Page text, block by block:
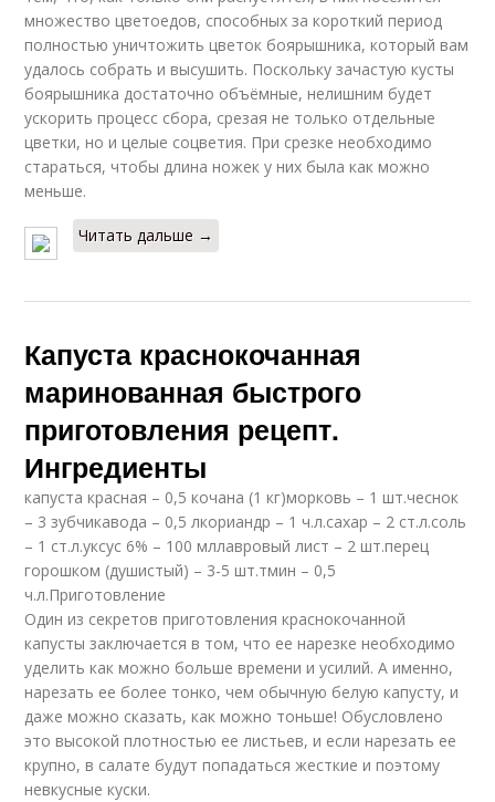
множество цветоедов, способных за короткий период
полностью уничтожить цветок боярышника, который вам
удалось собрать и высушить. Поскольку зачастую кусты
боярышника достаточно объёмные, нелишним будет
ускорить процесс сбора, срезая не только отдельные
цветки, но и целые соцветия. При срезке необходимо
стараться, чтобы длина ножек у них была как можно
меньше.
Читать дальше →
Капуста краснокочанная
маринованная быстрого
приготовления рецепт.
Ингредиенты
капуста красная – 0,5 кочана (1 кг)морковь – 1 шт.чеснок
– 3 зубчикавода – 0,5 лкориандр – 1 ч.л.сахар – 2 ст.л.соль
– 1 ст.л.уксус 6% – 100 мллавровый лист – 2 шт.перец
горошком (душистый) – 3-5 шт.тмин – 0,5
ч.л.Приготовление
Один из секретов приготовления краснокочанной
капусты заключается в том, что ее нарезке необходимо
уделить как можно больше времени и усилий. А именно,
нарезать ее более тонко, чем обычную белую капусту, и
даже можно сказать, как можно тоньше! Обусловлено
это высокой плотностью ее листьев, и если нарезать ее
крупно, в салате будут попадаться жесткие и поэтому
невкусные куски.